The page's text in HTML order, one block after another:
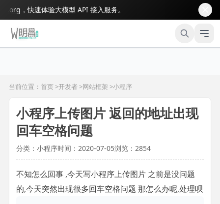
，快速体验大模型 API 接入服务。
当前位置：首页 >开发者 >网站框架 >小程序
小程序上传图片 返回的地址出现
回车空格问题
分类：小程序时间：2020-07-05浏览：2854
不知怎么回事 ,今天写小程序上传图片 之前是没问题
的,今天突然出现很多回车空格问题 那怎么办呢,处理呗